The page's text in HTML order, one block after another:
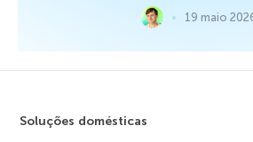
19 maio
Soluções domésticas